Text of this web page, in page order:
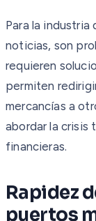
Para la
noticias, son
requieren
permiten
mercancías a
abordar la crisis
financieras.
Rapidez
puertos